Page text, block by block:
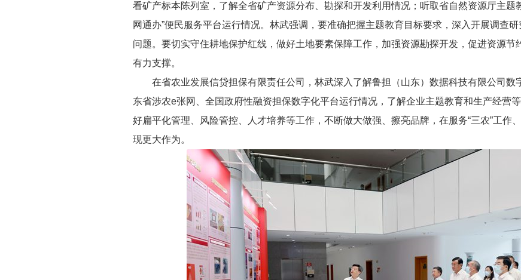
看矿产标本陈列室，了解全省矿产资源分布、勘探和开发利用情况；听取省自然资源厅主题
网通办”便民服务平台运行情况。林武强调，要准确把握主题教育目标要求，深入开展调查
问题。要切实守住耕地保护红线，做好土地要素保障工作，加强资源勘探开发，促进资源
有力支撑。
在省农业发展信贷担保有限责任公司，林武深入了解鲁担（山东）数据科技有限公司数
东省涉农e张网、全国政府性融资担保数字化平台运行情况，了解企业主题教育和生产经营
好扁平化管理、风险管控、人才培养等工作，不断做大做强、擦亮品牌，在服务“三农”工作
现更大作为。